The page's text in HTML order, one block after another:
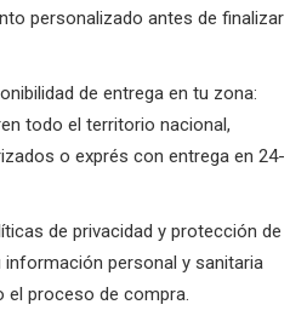
personalizado antes de finalizar
de entrega en tu zona:
todo el territorio nacional,
o exprés con entrega en 24-
de privacidad y protección de
personal y sanitaria
el proceso de compra.